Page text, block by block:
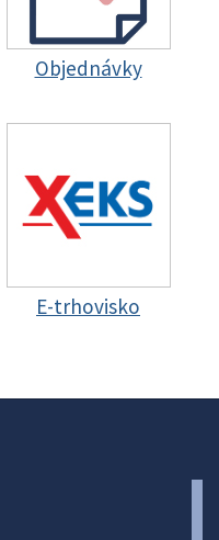
Objednávky
E-trhovisko